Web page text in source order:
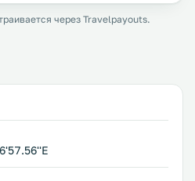
через Travelpayouts.